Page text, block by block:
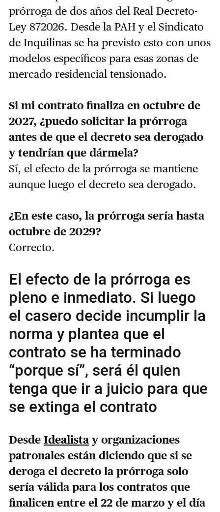
prórroga de dos años del Real Decreto-
Ley 872026. Desde la PAH y el Sindicato
de Inquilinas se ha previsto esto con unos
modelos específicos para esas zonas de
mercado residencial tensionado.
Si mi contrato finaliza en octubre de
2027, ¿puedo solicitar la prórroga
antes de que el decreto sea derogado
y tendrían que dármela?
Sí, el efecto de la prórroga se mantiene
aunque luego el decreto sea derogado.
¿En este caso, la prórroga sería hasta
octubre de 2029?
Correcto.
El efecto de la prórroga es
pleno e inmediato. Si luego
el casero decide incumplir la
norma y plantea que el
contrato se ha terminado
“porque sí”, será él quien
tenga que ir a juicio para que
se extinga el contrato
Desde Idealistay organizaciones
patronales están diciendo que si se
deroga el decreto la prórroga solo
sería válida para los contratos que
finalicen entre el 22 de marzo y el día